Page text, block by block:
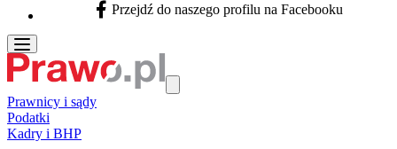
Facebook - otwiera się w nowej karcie
Przejdź do naszego profilu na Facebooku
Prawnicy i sądy
Podatki
Kadry i BHP